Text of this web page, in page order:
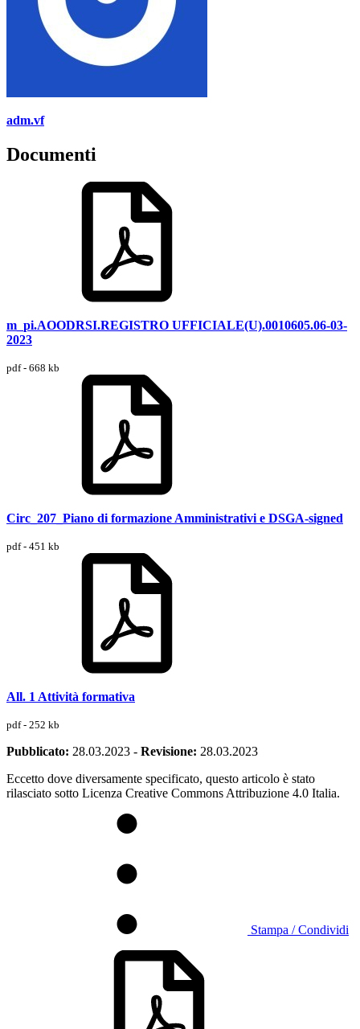
adm.vf
Documenti
m_pi.AOODRSI.REGISTRO UFFICIALE(U).0010605.06-03-
2023
pdf - 668 kb
Circ_207_Piano di formazione Amministrativi e DSGA-signed
pdf - 451 kb
All. 1 Attività formativa
pdf - 252 kb
Pubblicato: 28.03.2023 - Revisione: 28.03.2023
Eccetto dove diversamente specificato, questo articolo è stato
rilasciato sotto Licenza Creative Commons Attribuzione 4.0 Italia.
Stampa / Condividi